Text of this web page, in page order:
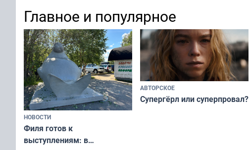
Главное и популярное
НОВОСТИ
Филя готов к
выступлениям: в
АВТОРСКОЕ
Супергёрл или суперпровал?